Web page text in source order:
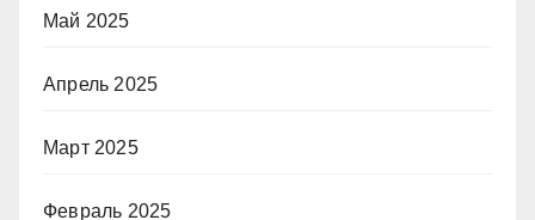
Май 2025
Апрель 2025
Март 2025
Февраль 2025